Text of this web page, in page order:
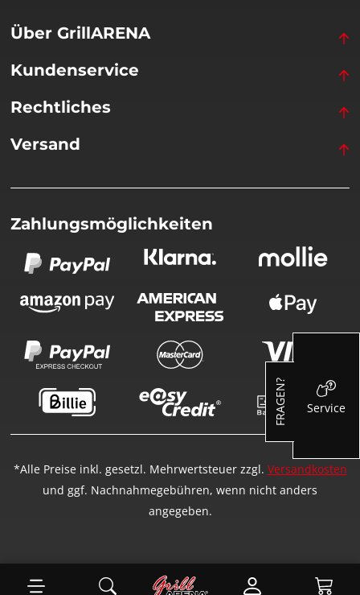
Über GrillARENA
Kundenservice
Rechtliches
Versand
Zahlungsmöglichkeiten
*Alle Preise inkl. gesetzl. Mehrwertsteuer zzgl. Versandkosten
und ggf. Nachnahmegebühren, wenn nicht anders
angegeben.
FRAGEN? Service